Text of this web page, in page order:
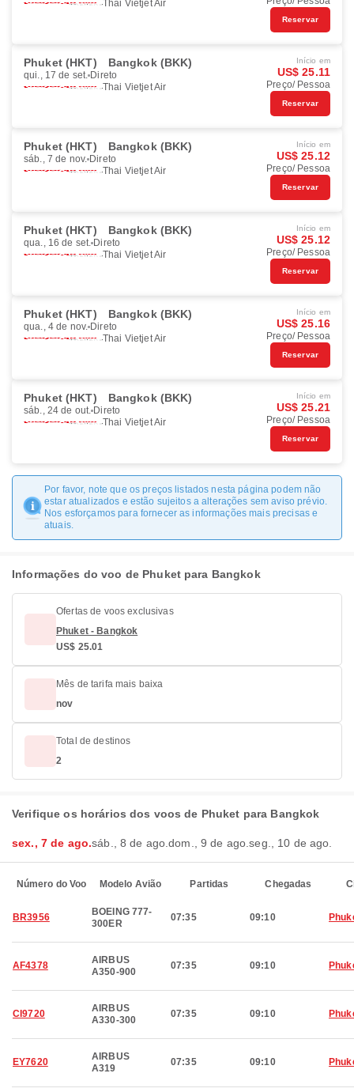
Thai Vietjet Air
Reservar
Phuket (HKT) Bangkok (BKK)
qui., 17 de set. Direto
Thai Vietjet Air
Início em
US$ 25.11
Preço/ Pessoa
Reservar
Phuket (HKT) Bangkok (BKK)
sáb., 7 de nov. Direto
Thai Vietjet Air
Início em
US$ 25.12
Preço/ Pessoa
Reservar
Phuket (HKT) Bangkok (BKK)
qua., 16 de set. Direto
Thai Vietjet Air
Início em
US$ 25.12
Preço/ Pessoa
Reservar
Phuket (HKT) Bangkok (BKK)
qua., 4 de nov. Direto
Thai Vietjet Air
Início em
US$ 25.16
Preço/ Pessoa
Reservar
Phuket (HKT) Bangkok (BKK)
sáb., 24 de out. Direto
Thai Vietjet Air
Início em
US$ 25.21
Preço/ Pessoa
Reservar
Por favor, note que os preços listados nesta página podem não
estar atualizados e estão sujeitos a alterações sem aviso prévio.
Nos esforçamos para fornecer as informações mais precisas e
atuais.
Informações do voo de Phuket para Bangkok
Ofertas de voos exclusivas
Phuket - Bangkok
US$ 25.01
Mês de tarifa mais baixa
nov
Total de destinos
2
Verifique os horários dos voos de Phuket para Bangkok
sex., 7 de ago.sáb., 8 de ago.dom., 9 de ago.seg., 10 de ago.
Número do Voo Modelo Avião Partidas Chegadas
BR3956
BOEING 777-
300ER
07:35 09:10
AF4378
AIRBUS
A350-900
07:35 09:10
CI9720
AIRBUS
A330-300
07:35 09:10
EY7620
AIRBUS
A319
07:35 09:10